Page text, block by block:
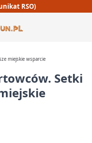
RSO)
miejskie wsparcie
Setki